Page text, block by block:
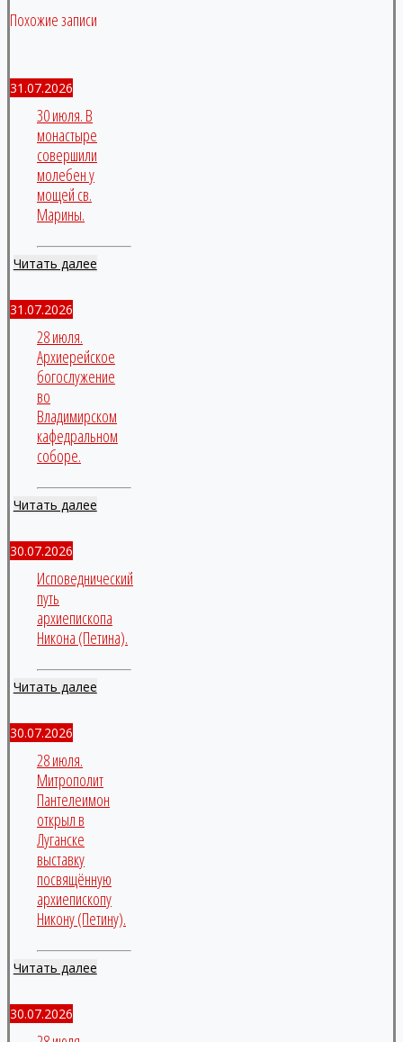
Похожие записи
31.07.2026
30 июля. В
монастыре
совершили
молебен у
мощей св.
Марины.
Читать далее
31.07.2026
28 июля.
Архиерейское
богослужение
во
Владимирском
кафедральном
соборе.
Читать далее
30.07.2026
Исповеднический
путь
архиепископа
Никона (Петина).
Читать далее
30.07.2026
28 июля.
Митрополит
Пантелеимон
открыл в
Луганске
выставку
посвящённую
архиепископу
Никону (Петину).
Читать далее
30.07.2026